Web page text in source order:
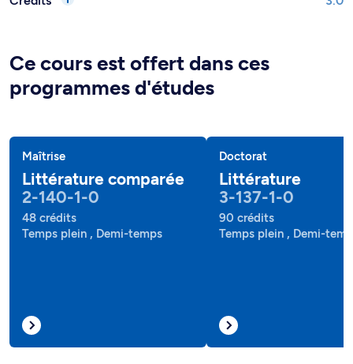
Ce cours est offert dans ces
programmes d'études
Maîtrise
Littérature comparée
2-140-1-0
48 crédits
Temps plein , Demi-temps
Doctorat
Littérature
3-137-1-0
90 crédits
Temps plein , Demi-